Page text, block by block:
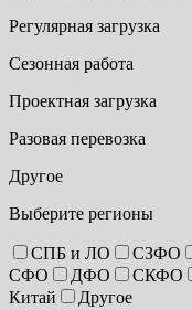
Регулярная загрузка
Сезонная работа
Проектная загрузка
Разовая перевозка
Другое
Выберите регионы
СПБ и ЛО СЗФО
СФО
ДФО СКФО
Китай
Другое